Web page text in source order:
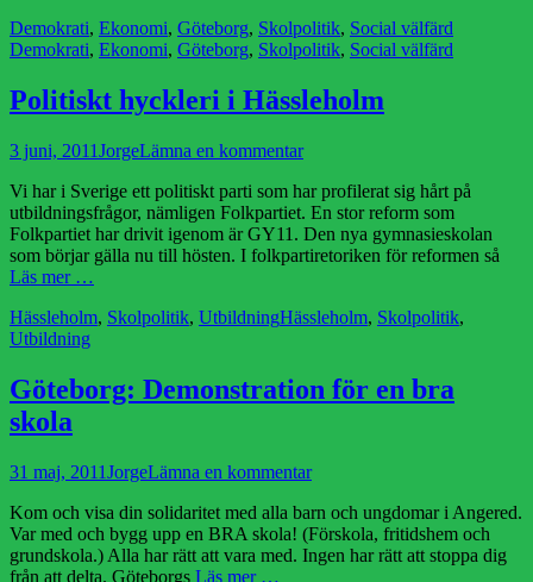
Kategorier
Demokrati, Ekonomi, Göteborg, Skolpolitik, Social välfärd
Demokrati, Ekonomi, Göteborg, Skolpolitik, Social välfärd
Politiskt hyckleri i Hässleholm
Publicerad
3 juni, 2011 Författare
JorgeLämna en kommentar
Vi har i Sverige ett politiskt parti som har profilerat sig hårt på
utbildningsfrågor, nämligen Folkpartiet. En stor reform som
Folkpartiet har drivit igenom är GY11. Den nya gymnasieskolan
som börjar gälla nu till hösten. I folkpartiretoriken för reformen så
Läs mer …
Kategorier
Hässleholm, Skolpolitik, UtbildningEtiketter
Hässleholm, Skolpolitik,
Utbildning
Göteborg: Demonstration för en bra
skola
Publicerad
31 maj, 2011 Författare
JorgeLämna en kommentar
Kom och visa din solidaritet med alla barn och ungdomar i Angered.
Var med och bygg upp en BRA skola! (Förskola, fritidshem och
grundskola.) Alla har rätt att vara med. Ingen har rätt att stoppa dig
från att delta. Göteborgs Läs mer …